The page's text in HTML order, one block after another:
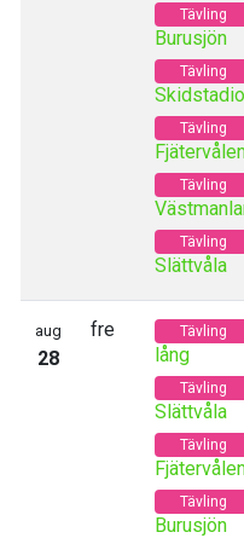
Tävling
Burusjön
Tävling
Tävling
Tävling
Tävling
Slättvåla
aug
28
fre Tävling
lång
Tävling
Slättvåla
Tävling
Tävling
Burusjön